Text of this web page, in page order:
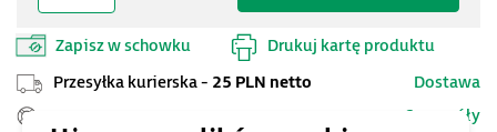
Zapisz w schowku Drukuj kartę produktu
Przesyłka kurierska - 25 PLN netto
Dostawa
Szczegóły